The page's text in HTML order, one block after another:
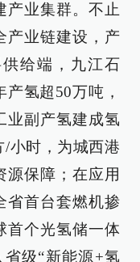
产业集群。不止
产业链建设，产
给端，九江石
氢超50万吨，
业副产氢建成氢
/小时，为城西港
源保障；在应用
省首台套燃机掺
首个光氢储一体
级“新能源+氢